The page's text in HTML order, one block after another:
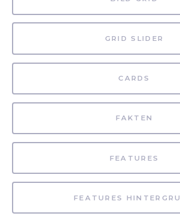
GRID SLIDER
CARDS
FAKTEN
FEATURES
FEATURES